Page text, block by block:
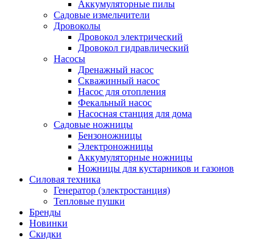
Аккумуляторные пилы
Садовые измельчители
Дровоколы
Дровокол электрический
Дровокол гидравлический
Насосы
Дренажный насос
Скважинный насос
Насос для отопления
Фекальный насос
Насосная станция для дома
Садовые ножницы
Бензоножницы
Электроножницы
Аккумуляторные ножницы
Ножницы для кустарников и газонов
Силовая техника
Генератор (электростанция)
Тепловые пушки
Бренды
Новинки
Скидки